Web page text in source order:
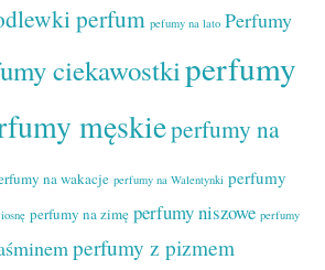
perfum pefumy na lato Perfumy
ciekawostkiperfumy
męskieperfumy na
na wakacje perfumy na Walentynki perfumy
perfumy na zimę perfumy niszowe perfumy
perfumy z pizmem